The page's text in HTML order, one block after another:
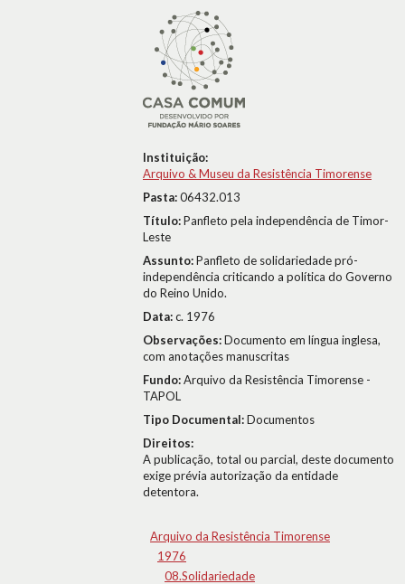
Instituição:
Arquivo & Museu da Resistência Timorense
Pasta:06432.013
Título:Panfleto pela independência de Timor-
Leste
Assunto:Panfleto de solidariedade pró-
independência criticando a política do Governo
do Reino Unido.
Data:c. 1976
Observações:Documento em língua inglesa,
com anotações manuscritas
Fundo:Arquivo da Resistência Timorense -
TAPOL
Tipo Documental:Documentos
Direitos:
A publicação, total ou parcial, deste documento
exige prévia autorização da entidade
detentora.
Arquivo da Resistência Timorense
1976
08.Solidariedade